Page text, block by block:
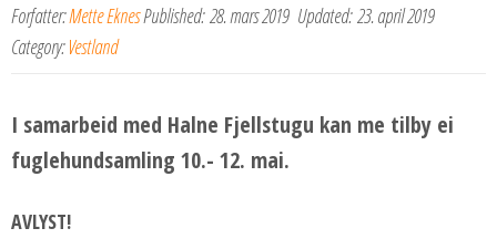
Forfatter:Mette EknesPublished: 28. mars 2019 Updated: 23. april 2019
Category:Vestland
I samarbeid med Halne Fjellstugu kan me tilby ei
fuglehundsamling 10.- 12. mai.
AVLYST!